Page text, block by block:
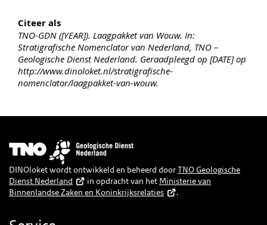
Citeer als
TNO-GDN ([YEAR]). Laagpakket van Wouw. In:
Stratigrafische Nomenclator van Nederland, TNO –
Geologische Dienst Nederland. Geraadpleegd op [DATE] op
http://www.dinoloket.nl/stratigrafische-
nomenclator/laagpakket-van-wouw.
Afbeelding
DINOloket wordt ontwikkeld en beheerd doorTNO Geologische
Dienst Nederland
in opdracht van het Ministerie van
Binnenlandse Zaken en Koninkrijksrelaties
.